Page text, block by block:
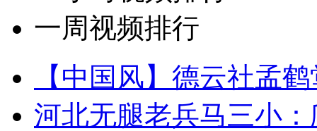
一周视频排行
【中国风】德云社孟
河北无腿老兵马三小